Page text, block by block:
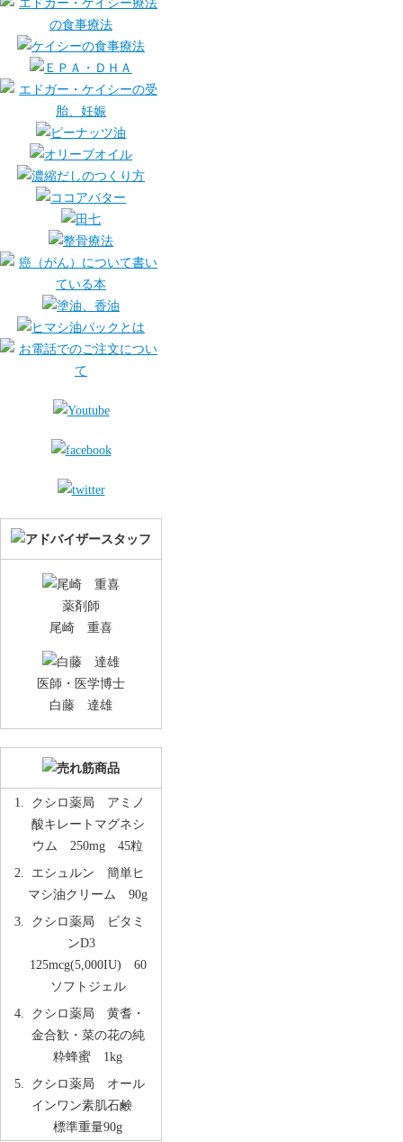
薬剤師
尾崎 重喜
医師・医学博士
白藤 達雄
クシロ薬局 アミノ
酸キレートマグネシ
ウム 250mg 45粒
エシュルン 簡単ヒ
マシ油クリーム 90g
クシロ薬局 ビタミ
ンD3
125mcg(5,000IU) 60
ソフトジェル
クシロ薬局 黄耆・
金合歓・菜の花の純
粋蜂蜜 1kg
クシロ薬局 オール
インワン素肌石鹸
標準重量90g